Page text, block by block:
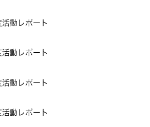
動レポート
動レポート
動レポート
動レポート